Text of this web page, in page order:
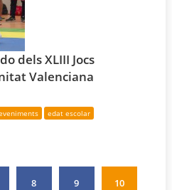
dels XLIII Jocs
Valenciana
edat escolar
8 9 10